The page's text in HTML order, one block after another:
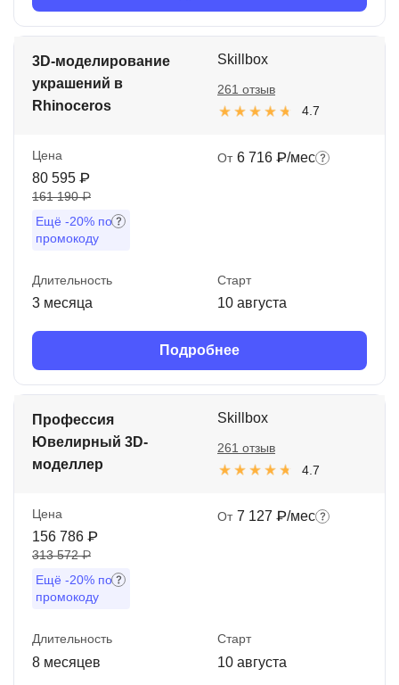
3D-моделирование
украшений в
Rhinoceros
Skillbox
4.7
261 отзыв
Цена
80 595 ₽
161 190 ₽
Ещё -20% по
промокоду
От 6 716 ₽/мес
Длительность
3 месяца
Старт
10 августа
Подробнее
Профессия
Ювелирный 3D-
моделлер
Skillbox
4.7
261 отзыв
Цена
156 786 ₽
313 572 ₽
Ещё -20% по
промокоду
От 7 127 ₽/мес
Длительность
8 месяцев
Старт
10 августа